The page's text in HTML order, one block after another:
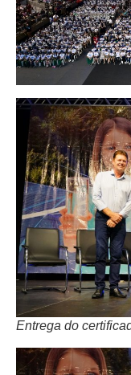
Entrega do